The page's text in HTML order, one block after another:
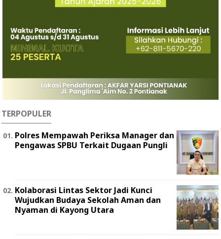
TERPOPULER
Polres Mempawah Periksa Manager dan
Pengawas SPBU Terkait Dugaan Pungli
Kolaborasi Lintas Sektor Jadi Kunci
Wujudkan Budaya Sekolah Aman dan
Nyaman di Kayong Utara